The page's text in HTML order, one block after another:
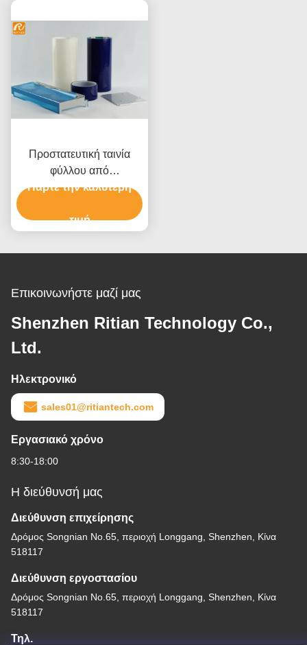
Προστατευτική ταινία
φύλλου από
πολυαιθυλένιο πλαστικό
διαλύτες
Πάρτε την καλύτερη
τιμή
Επικοινωνήστε μαζί μας
Shenzhen Ritian Technology Co.,
Ltd.
Ηλεκτρονικό
sales01@ritiantech.com
Εργασιακό χρόνο
8:30-18:00
Η διεύθυνσή μας
Διεύθυνση επιχείρησης
Δρόμος Songnian No.65, περιοχή Longgang, Shenzhen, Κίνα
518117
Διεύθυνση εργοστασίου
Δρόμος Songnian No.65, περιοχή Longgang, Shenzhen, Κίνα
518117
Τηλ.